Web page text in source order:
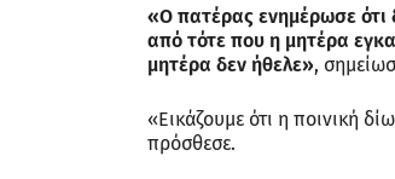
«Ο πατέρας ενημέρωσε ότι
από τότε που η μητέρα
μητέρα δεν ήθελε»,
«Εικάζουμε ότι η ποινική
πρόσθεσε.